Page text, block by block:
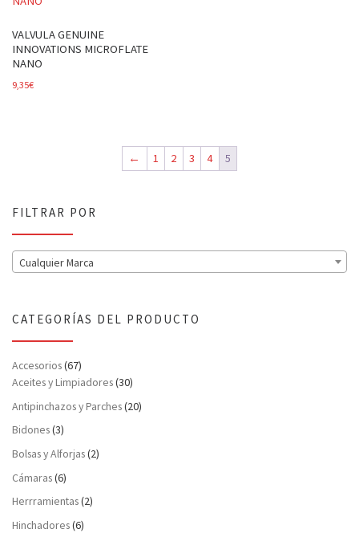
VALVULA GENUINE
INNOVATIONS MICROFLATE
NANO
9,35€
← 1 2 3 4 5
FILTRAR POR
Cualquier Marca
CATEGORÍAS DEL PRODUCTO
Accesorios(67)
Aceites y Limpiadores(30)
Antipinchazos y Parches(20)
Bidones(3)
Bolsas y Alforjas(2)
Cámaras(6)
Herrramientas(2)
Hinchadores(6)